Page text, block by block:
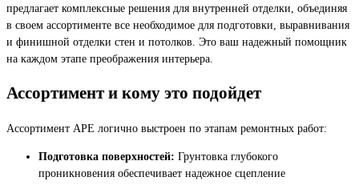
предлагает комплексные решения для внутренней отделки, объединяя
в своем ассортименте все необходимое для подготовки, выравнивания
и финишной отделки стен и потолков. Это ваш надежный помощник
на каждом этапе преображения интерьера.
Ассортимент и кому это подойдет
Ассортимент APE логично выстроен по этапам ремонтных работ:
Подготовка поверхностей: Грунтовка глубокого
проникновения обеспечивает надежное сцепление